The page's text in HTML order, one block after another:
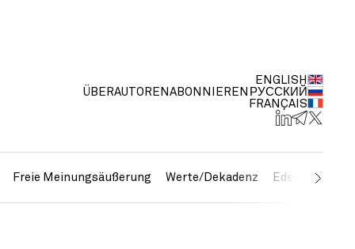
ÜBERAUTOREN ABONNIEREN
ENGLISH
РУССКИЙ
FRANÇAIS
Freie Meinungsäußerung Werte/Dekadenz Edelmetalle